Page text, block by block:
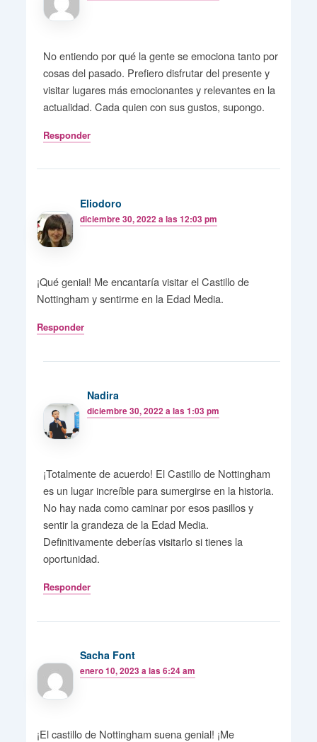
No entiendo por qué la gente se emociona tanto por
cosas del pasado. Prefiero disfrutar del presente y
visitar lugares más emocionantes y relevantes en la
actualidad. Cada quien con sus gustos, supongo.
Responder
Eliodoro
diciembre 30, 2022 a las 12:03 pm
¡Qué genial! Me encantaría visitar el Castillo de
Nottingham y sentirme en la Edad Media.
Responder
Nadira
diciembre 30, 2022 a las 1:03 pm
¡Totalmente de acuerdo! El Castillo de Nottingham
es un lugar increíble para sumergirse en la historia.
No hay nada como caminar por esos pasillos y
sentir la grandeza de la Edad Media.
Definitivamente deberías visitarlo si tienes la
oportunidad.
Responder
Sacha Font
enero 10, 2023 a las 6:24 am
¡El castillo de Nottingham suena genial! ¡Me